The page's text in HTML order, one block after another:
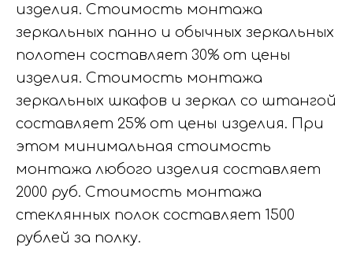
изделия. Стоимость монтажа
зеркальных панно и обычных зеркальных
полотен составляет 30% от цены
изделия. Стоимость монтажа
зеркальных шкафов и зеркал со штангой
составляет 25% от цены изделия. При
этом минимальная стоимость
монтажа любого изделия составляет
2000 руб. Стоимость монтажа
стеклянных полок составляет 1500
рублей за полку.